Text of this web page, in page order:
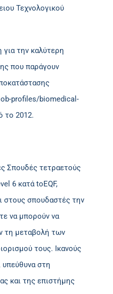
Τεχνολογικού
την καλύτερη
που παράγουν
profiles/biomedical-
το 2012.
Σπουδές τετραετούς
6 κατά toEQF,
στους σπουδαστές την
να μπορούν να
τη μεταβολή των
τους. Ικανούς
υπεύθυνα στη
και της επιστήμης